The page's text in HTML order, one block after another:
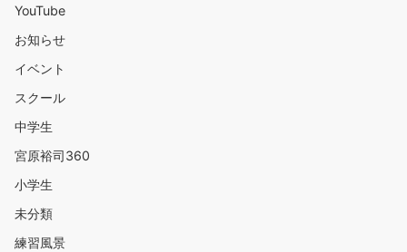
YouTube
お知らせ
イベント
スクール
中学生
宮原裕司360
小学生
未分類
練習風景